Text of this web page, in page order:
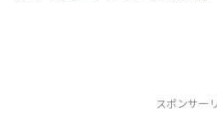
スポンサー